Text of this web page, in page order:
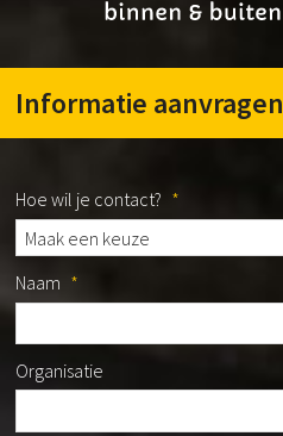
Informatie aanvragen
Hoe wil je contact? *
Naam *
Organisatie